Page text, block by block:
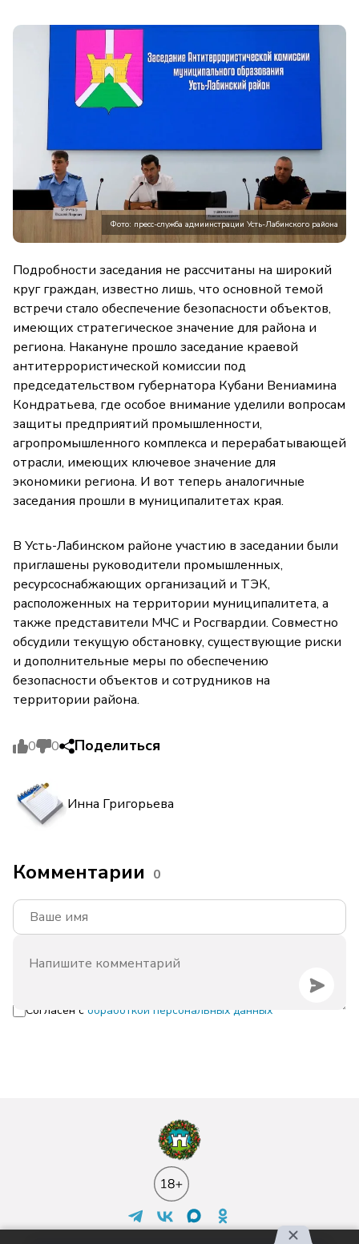
Фото: пресс-служба адмиинстрации Усть-Лабинского района
Подробности заседания не рассчитаны на широкий
круг граждан, известно лишь, что основной темой
встречи стало обеспечение безопасности объектов,
имеющих стратегическое значение для района и
региона. Накануне прошло заседание краевой
антитеррористической комиссии под
председательством губернатора Кубани Вениамина
Кондратьева, где особое внимание уделили вопросам
защиты предприятий промышленности,
агропромышленного комплекса и перерабатывающей
отрасли, имеющих ключевое значение для
экономики региона. И вот теперь аналогичные
заседания прошли в муниципалитетах края.
В Усть-Лабинском районе участию в заседании были
приглашены руководители промышленных,
ресурсоснабжающих организаций и ТЭК,
расположенных на территории муниципалитета, а
также представители МЧС и Росгвардии. Совместно
обсудили текущую обстановку, существующие риски
и дополнительные меры по обеспечению
безопасности объектов и сотрудников на
территории района.
0 0 Поделиться
Инна Григорьева
Комментарии 0
Согласен с обработкой персональных данных
О проекте